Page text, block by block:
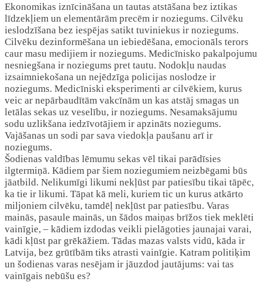
Ekonomikas iznīcināšana un tautas atstāšana bez iztikas
līdzekļiem un elementārām precēm ir noziegums. Cilvēku
ieslodzīšana bez iespējas satikt tuviniekus ir noziegums.
Cilvēku dezinformēšana un iebiedēšana, emocionāls terors
caur masu medijiem ir noziegums. Medicīnisko pakalpojumu
nesniegšana ir noziegums pret tautu. Nodokļu naudas
izsaimniekošana un nejēdzīga policijas noslodze ir
noziegums. Medicīniski eksperimenti ar cilvēkiem, kurus
veic ar nepārbaudītām vakcīnām un kas atstāj smagas un
letālas sekas uz veselību, ir noziegums. Nesamaksājumu
sodu uzlikšana iedzīvotājiem ir apzināts noziegums.
Vajāšanas un sodi par sava viedokļa paušanu arī ir
noziegums.
Šodienas valdības lēmumu sekas vēl tikai parādīsies
ilgtermiņā. Kādiem par šiem noziegumiem neizbēgami būs
jāatbild. Nelikumīgi likumi nekļūst par patiesību tikai tāpēc,
ka tie ir likumi. Tāpat kā meli, kuriem tic un kurus atkārto
miljoniem cilvēku, tamdēļ nekļūst par patiesību. Varas
mainās, pasaule mainās, un šādos maiņas brīžos tiek meklēti
vainīgie, – kādiem izdodas veikli pielāgoties jaunajai varai,
kādi kļūst par grēkāžiem. Tādas mazas valsts vidū, kāda ir
Latvija, bez grūtībām tiks atrasti vainīgie. Katram politiķim
un šodienas varas nesējam ir jāuzdod jautājums: vai tas
vainīgais nebūšu es?